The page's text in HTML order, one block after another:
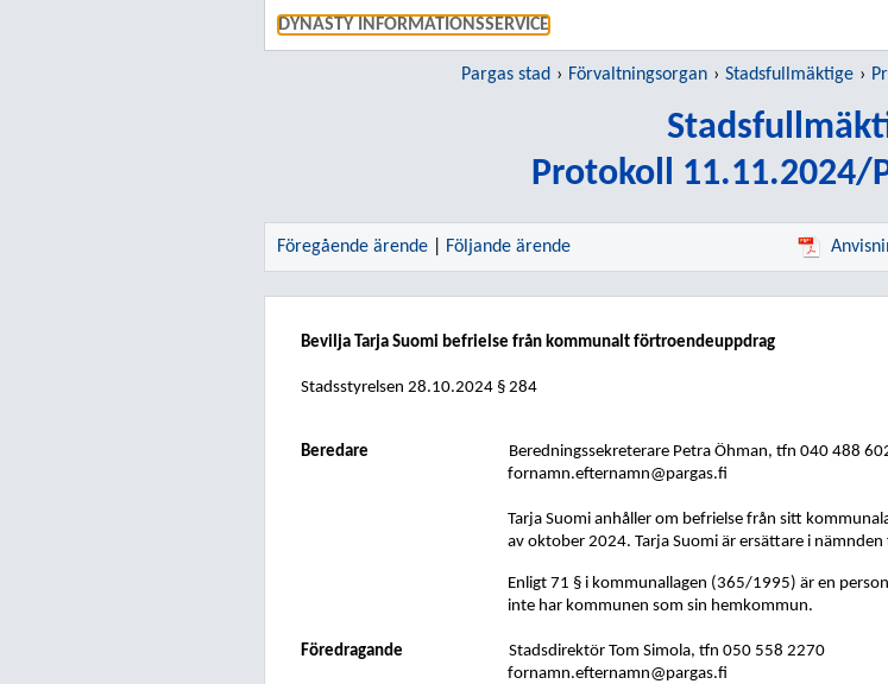
DYNASTY INFORMATIONSSERVICE
Pargas stad Förvaltningsorgan Stadsfullmäktige
Protokoll 11.11.2024/
Föregående ärende Följande ärende
Bevilja Tarja Suomi befrielse från kommunalt förtroendeuppdrag
Stadsstyrelsen 28.10.2024 § 284
Beredare
Beredningssekreterare Petra Öhman, tfn 040 488
fornamn.efternamn@pargas.fi
Tarja Suomi anhåller om befrielse från sitt
av oktober 2024. Tarja Suomi är ersättare i
Enligt 71 § i kommunallagen (365/1995) är en
inte har kommunen som sin hemkommun.
Föredragande
Stadsdirektör Tom Simola, tfn 050 558 2270
fornamn.efternamn@pargas.fi